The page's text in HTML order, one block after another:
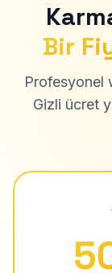
Bir
Profesyonel
Gizli ücret